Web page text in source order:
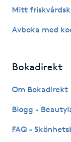
Gua Sha-
H
Healing
Mitt
Avboka med
Bokadirekt
Om Bokadirekt
Blogg -
FAQ -